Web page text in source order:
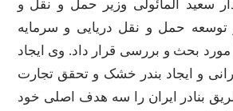
سعید المائولی وزیر حمل و نقل و
توسعه حمل و نقل دریایی و سرمایه
مورد بحث و بررسی قرار داد. وی ایجاد
و ایجاد بندر خشک و تحقق تجارت
بنادر ایران را سه هدف اصلی خود